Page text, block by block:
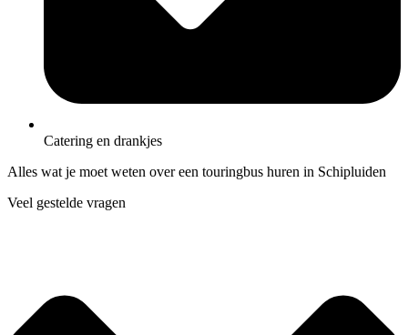
Catering en drankjes
Alles wat je moet weten over een touringbus huren in Schipluiden
Veel gestelde vragen